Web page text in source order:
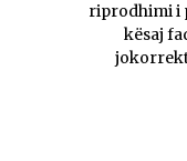
riprodhimi i
kësaj